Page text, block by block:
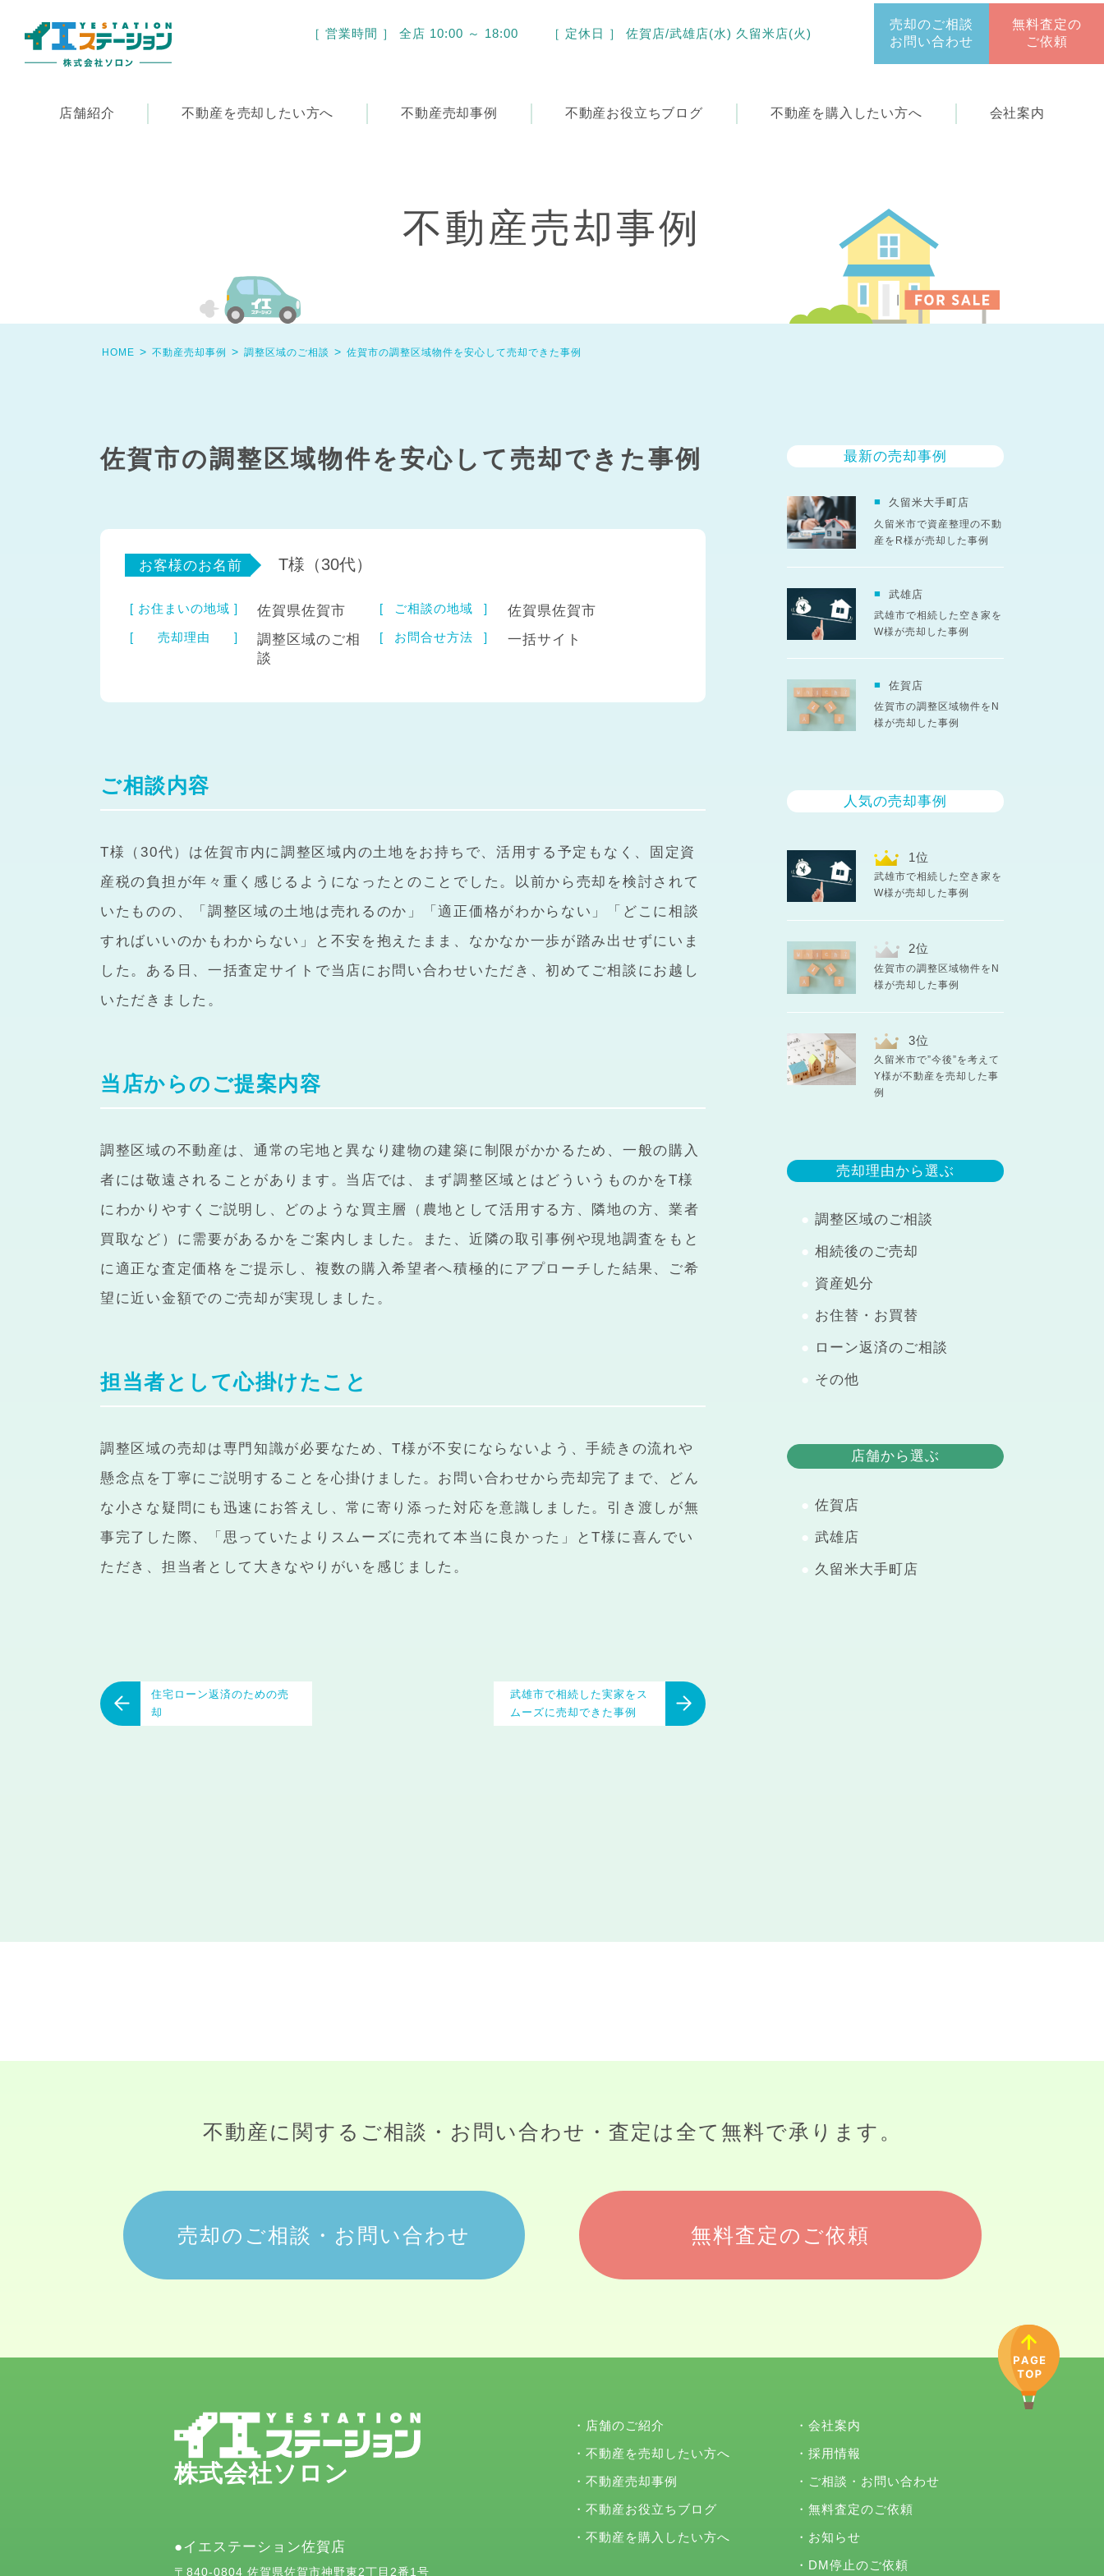
［ 営業時間 ］ 全店 10:00 ～ 18:00 ［ 定休日 ］ 佐賀店/武雄店(水) 久留米店(火)
売却のご相談
お問い合わせ
無料査定の
ご依頼
店舗紹介 不動産を売却したい方へ 不動産売却事例 不動産お役立ちブログ 不動産を購入したい方へ 会社案内
不動産売却事例
HOME 不動産売却事例 調整区域のご相談 佐賀市の調整区域物件を安心して売却できた事例
佐賀市の調整区域物件を安心して売却できた事例
お客様のお名前 T様（30代）
お住まいの地域 佐賀県佐賀市 ご相談の地域 佐賀県佐賀市
売却理由
調整区域のご相
談
お問合せ方法 一括サイト
ご相談内容
T様（30代）は佐賀市内に調整区域内の土地をお持ちで、活用する予定もなく、固定資
産税の負担が年々重く感じるようになったとのことでした。以前から売却を検討されて
いたものの、「調整区域の土地は売れるのか」「適正価格がわからない」「どこに相談
すればいいのかもわからない」と不安を抱えたまま、なかなか一歩が踏み出せずにいま
した。ある日、一括査定サイトで当店にお問い合わせいただき、初めてご相談にお越し
いただきました。
当店からのご提案内容
調整区域の不動産は、通常の宅地と異なり建物の建築に制限がかかるため、一般の購入
者には敬遠されることがあります。当店では、まず調整区域とはどういうものかをT様
にわかりやすくご説明し、どのような買主層（農地として活用する方、隣地の方、業者
買取など）に需要があるかをご案内しました。また、近隣の取引事例や現地調査をもと
に適正な査定価格をご提示し、複数の購入希望者へ積極的にアプローチした結果、ご希
望に近い金額でのご売却が実現しました。
担当者として心掛けたこと
調整区域の売却は専門知識が必要なため、T様が不安にならないよう、手続きの流れや
懸念点を丁寧にご説明することを心掛けました。お問い合わせから売却完了まで、どん
な小さな疑問にも迅速にお答えし、常に寄り添った対応を意識しました。引き渡しが無
事完了した際、「思っていたよりスムーズに売れて本当に良かった」とT様に喜んでい
ただき、担当者として大きなやりがいを感じました。
住宅ローン返済のための売
却
武雄市で相続した実家をス
ムーズに売却できた事例
最新の売却事例
久留米大手町店
久留米市で資産整理の不動
産をR様が売却した事例
武雄店
武雄市で相続した空き家を
W様が売却した事例
佐賀店
佐賀市の調整区域物件をN
様が売却した事例
人気の売却事例
武雄市で相続した空き家を
W様が売却した事例
佐賀市の調整区域物件をN
様が売却した事例
久留米市で”今後”を考えて
Y様が不動産を売却した事
例
売却理由から選ぶ
調整区域のご相談
相続後のご売却
資産処分
お住替・お買替
ローン返済のご相談
その他
店舗から選ぶ
佐賀店
武雄店
久留米大手町店
不動産に関する ご相談・お問い合わせ・査定は 全て無料で承ります。
売却のご相談・お問い合わせ 無料査定のご依頼
株式会社ソロン
イエステーション佐賀店
〒840-0804 佐賀県佐賀市神野東2丁目2番1号
・ 店舗のご紹介
・ 不動産を売却したい方へ
・ 不動産売却事例
・ 不動産お役立ちブログ
・ 不動産を購入したい方へ
・ 会社案内
・ 採用情報
・ ご相談・お問い合わせ
・ 無料査定のご依頼
・ お知らせ
・ DM停止のご依頼